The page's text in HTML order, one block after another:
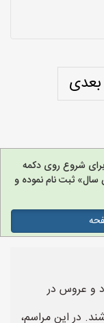
بعدی
برای شروع روی دکمه
ثبت نام نموده و
و عروس در
در این مراسم،